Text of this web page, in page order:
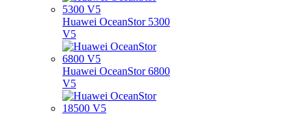
Huawei OceanStor 5300
V5
Huawei OceanStor 6800
V5